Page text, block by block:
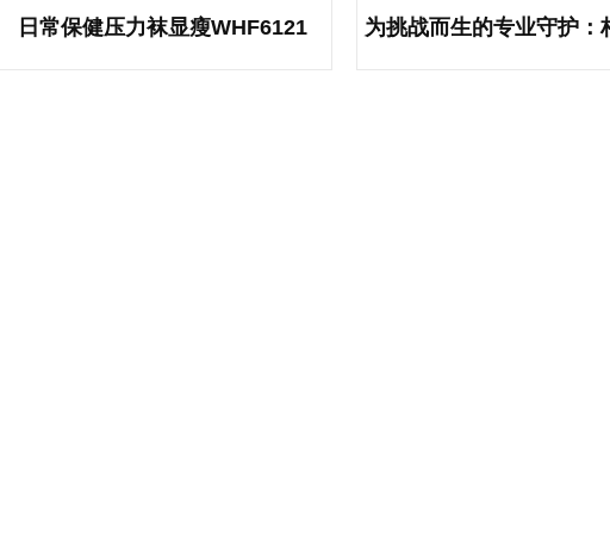
日常保健压力袜显瘦WHF6121 为挑战而生的专业守护：